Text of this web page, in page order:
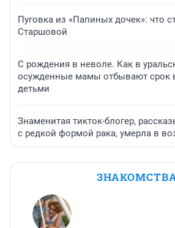
Пуговка из «Папиных дочек»: что
Старшовой
С рождения в неволе. Как в
осужденные мамы отбывают срок
детьми
Знаменитая тикток-блогер,
с редкой формой рака, умерла в